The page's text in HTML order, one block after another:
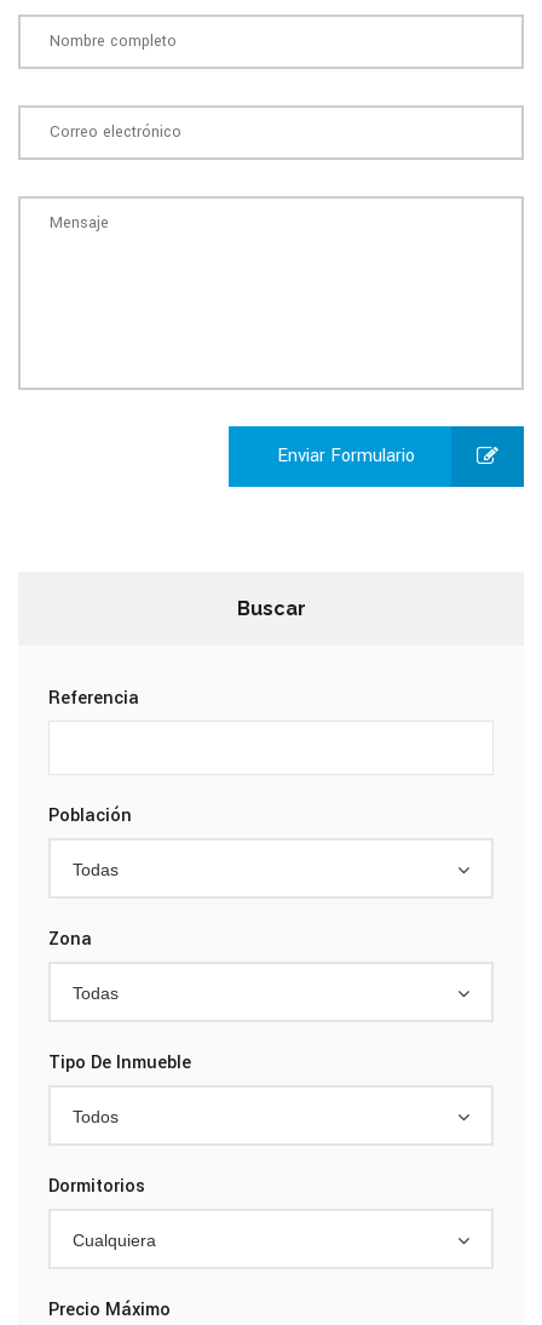
Enviar Formulario
Buscar
Referencia
Población
Todas
Zona
Todas
Tipo De Inmueble
Todos
Dormitorios
Cualquiera
Precio Máximo